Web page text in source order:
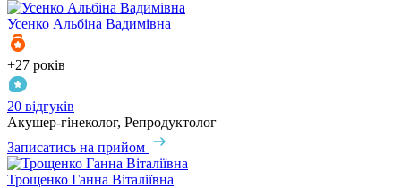
Усенко Альбіна Вадимівна
+27 років
20 відгуків
Акушер-гінеколог, Репродуктолог
Записатись на прийом
Трощенко Ганна Віталіївна